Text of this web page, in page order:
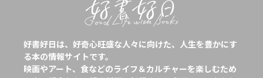
好書好日は、好奇心旺盛な人々に向けた、人生を豊かにす
る本の情報サイトです。
映画やアート、食などのライフ＆カルチャーを楽しむため